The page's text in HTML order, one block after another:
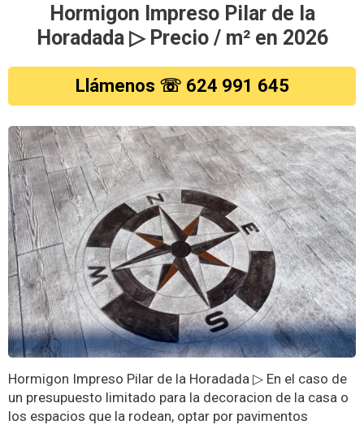
Hormigon Impreso Pilar de la
Horadada ▷ Precio / m² en 2026
Llámenos ☏ 624 991 645
Hormigon Impreso Pilar de la Horadada ▷ En el caso de
un presupuesto limitado para la decoracion de la casa o
los espacios que la rodean, optar por pavimentos